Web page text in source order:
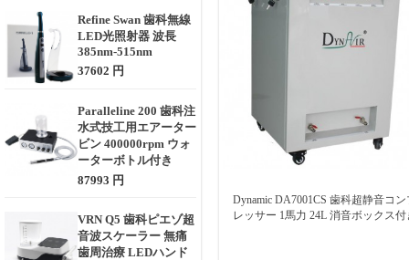
Refine Swan 歯科無線
LED光照射器 波長
385nm-515nm
37602 円
Paralleline 200 歯科注
水式技工用エアーター
ビン 400000rpm ウォ
ーターボトル付き
87993 円
VRN Q5 歯科ピエゾ超
音波スケーラー 無痛
歯周治療 LEDハンド
Dynamic DA7001CS 歯科超静音コン
レッサー 1馬力 24L 消音ボックス付